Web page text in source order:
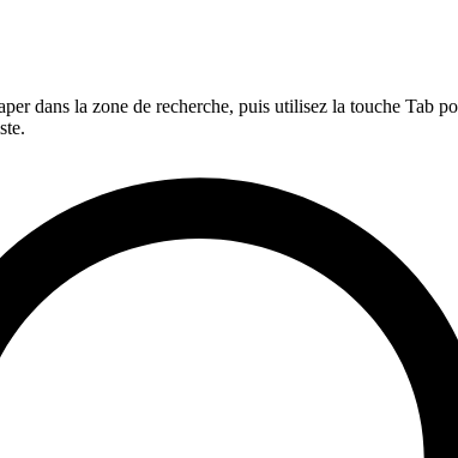
dans la zone de recherche, puis utilisez la touche Tab